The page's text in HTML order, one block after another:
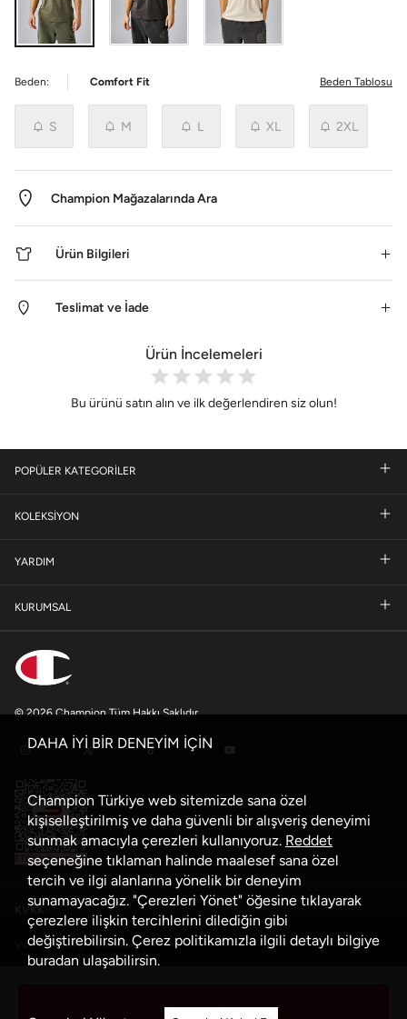
Beden: Comfort Fit Beden Tablosu
S M L XL 2XL
Sepete Ekle
Champion Mağazalarında Ara
Ürün Bilgileri
Teslimat ve İade
Ürün İncelemeleri
Bu ürünü satın alın ve ilk değerlendiren siz olun!
POPÜLER KATEGORİLER
KOLEKSİYON
YARDIM
KURUMSAL
© 2026 Champion Tüm Hakkı Saklıdır
KVKK
Veri Güvenliği Politikası
DAHA İYİ BİR DENEYİM İÇİN
Champion Türkiye web sitemizde sana özel
kişiselleştirilmiş ve daha güvenli bir alışveriş deneyimi
sunmak amacıyla çerezleri kullanıyoruz. Reddet
seçeneğine tıklaman halinde maalesef sana özel
tercih ve ilgi alanlarına yönelik bir deneyim
sunamayacağız. "Çerezleri Yönet" öğesine tıklayarak
çerezlere ilişkin tercihlerini dilediğin gibi
değiştirebilirsin. Çerez politikamızla ilgili detaylı bilgiye
buradan ulaşabilirsin.